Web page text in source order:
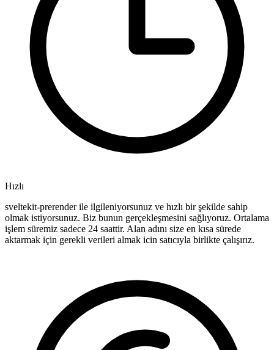
Hızlı
sveltekit-prerender ile ilgileniyorsunuz ve hızlı bir şekilde sahip
olmak istiyorsunuz. Biz bunun gerçekleşmesini sağlıyoruz. Ortalama
işlem süremiz sadece 24 saattir. Alan adını size en kısa sürede
aktarmak için gerekli verileri almak icin satıcıyla birlikte çalışırız.